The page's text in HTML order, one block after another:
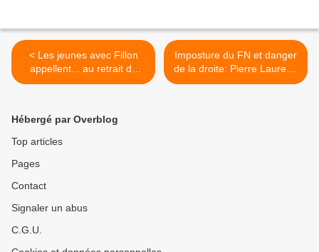
< Les jeunes avec Fillon
appellent... au retrait de
François Fillon (faut bien
Imposture du FN et danger
de la droite: Pierre Laurent,
Alain Hayot et Marc
Hébergé par Overblog
Top articles
Pages
Contact
Signaler un abus
C.G.U.